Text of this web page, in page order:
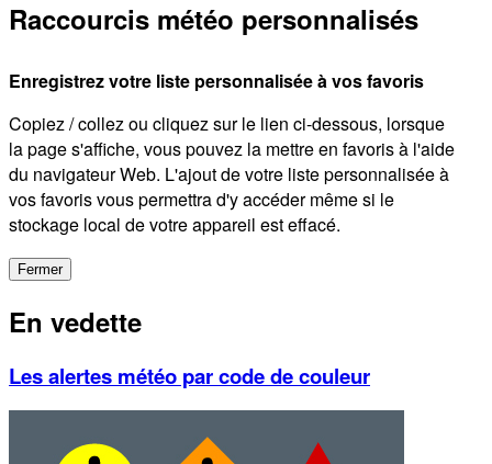
Raccourcis météo personnalisés
Enregistrez votre liste personnalisée à vos favoris
Copiez / collez ou cliquez sur le lien ci-dessous, lorsque
la page s'affiche, vous pouvez la mettre en favoris à l'aide
du navigateur Web. L'ajout de votre liste personnalisée à
vos favoris vous permettra d'y accéder même si le
stockage local de votre appareil est effacé.
Fermer
En vedette
Les alertes météo par code de couleur